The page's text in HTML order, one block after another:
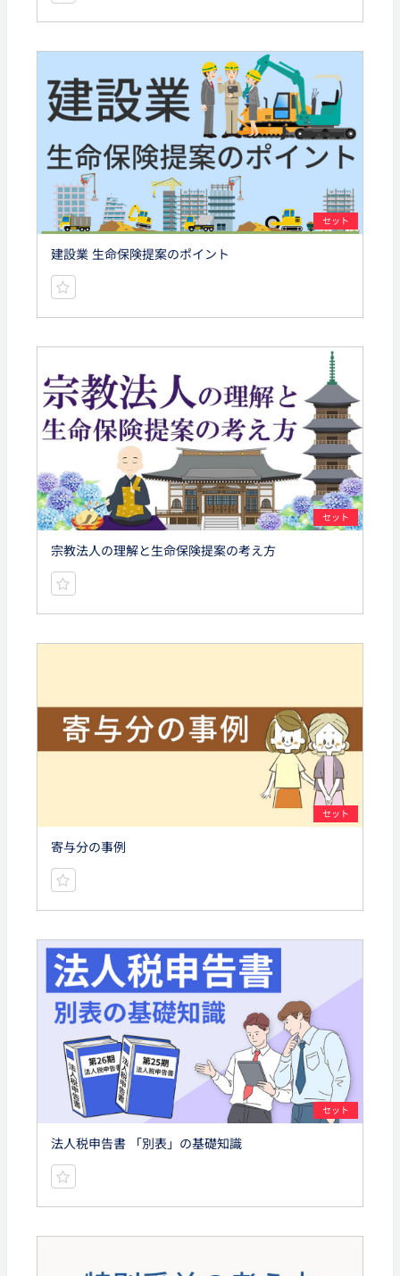
セット
建設業 生命保険提案のポイント
セット
宗教法人の理解と生命保険提案の考え方
セット
寄与分の事例
セット
法人税申告書 「別表」の基礎知識